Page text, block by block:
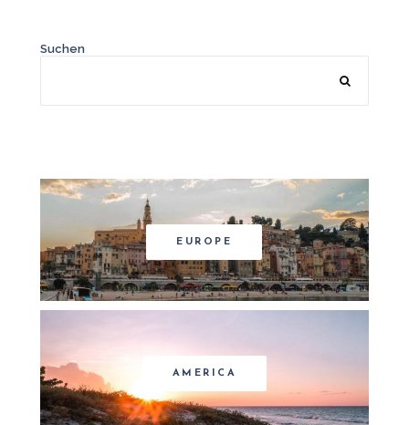
Suchen
EUROPE
AMERICA